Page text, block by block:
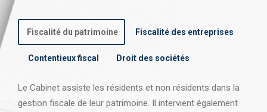
Fiscalité du patrimoine Fiscalité des entreprises
Contentieux fiscal Droit des sociétés
Le Cabinet assiste les résidents et non résidents dans la
gestion fiscale de leur patrimoine. Il intervient également